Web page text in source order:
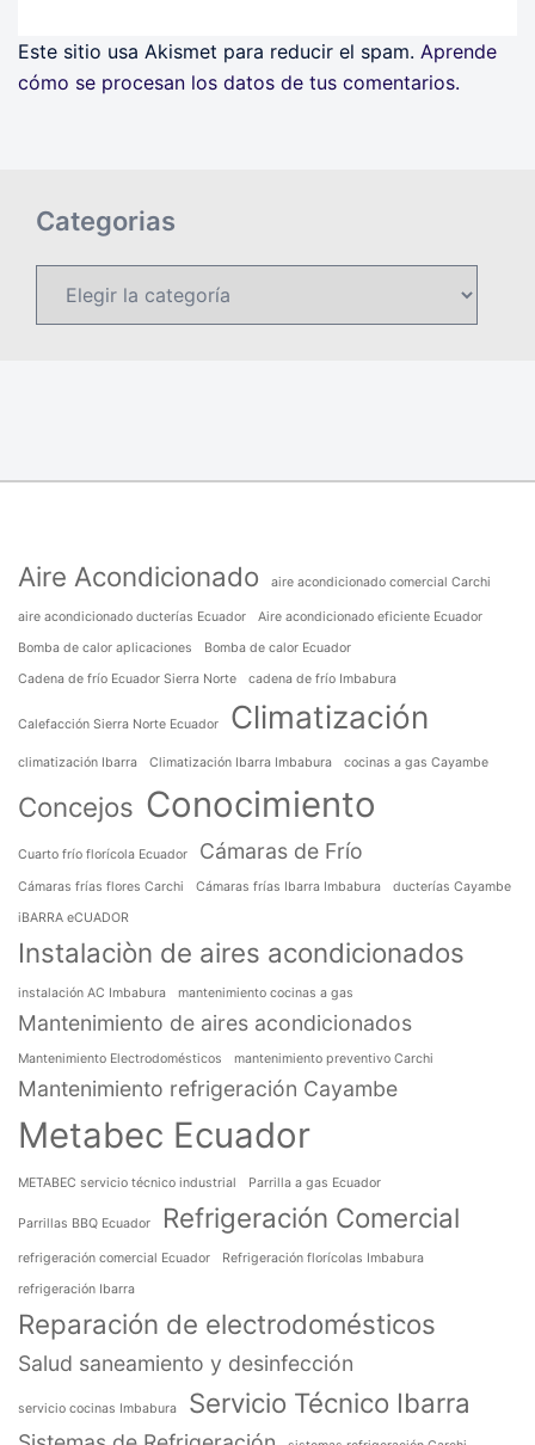
Este sitio usa Akismet para reducir el spam. Aprende
cómo se procesan los datos de tus comentarios.
Categorias
Aire Acondicionado aire acondicionado comercial Carchi
aire acondicionado ducterías Ecuador
Aire acondicionado eficiente Ecuador
Bomba de calor aplicaciones
Bomba de calor Ecuador
Cadena de frío Ecuador Sierra Norte
cadena de frío Imbabura
Calefacción Sierra Norte Ecuador Climatización
climatización Ibarra Climatización Ibarra Imbabura cocinas a gas Cayambe
Concejos Conocimiento
Cuarto frío florícola Ecuador Cámaras de Frío
Cámaras frías flores Carchi Cámaras frías Ibarra Imbabura
ducterías Cayambe
iBARRA eCUADOR
Instalaciòn de aires acondicionados
instalación AC Imbabura mantenimiento cocinas a gas
Mantenimiento de aires acondicionados
Mantenimiento Electrodomésticos mantenimiento preventivo Carchi
Mantenimiento refrigeración Cayambe
Metabec Ecuador
METABEC servicio técnico industrial Parrilla a gas Ecuador
Parrillas BBQ Ecuador Refrigeración Comercial
refrigeración comercial Ecuador
Refrigeración florícolas Imbabura
refrigeración Ibarra
Reparación de electrodomésticos
Salud saneamiento y desinfección
servicio cocinas Imbabura Servicio Técnico Ibarra